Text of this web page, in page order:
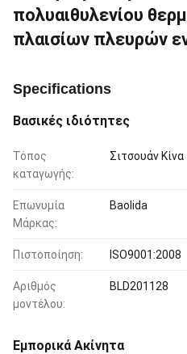
πολυαιθυλενίου
πλαισίων πλευρών
Specifications
Βασικές ιδιότητες
Τόπος
καταγωγής:
Σιτσουάν Κίνα
Επωνυμία
Μάρκας:
Baolida
Πιστοποίηση: ISO9001:2008
Αριθμός
μοντέλου:
BLD201128
Εμπορικά Ακίνητα